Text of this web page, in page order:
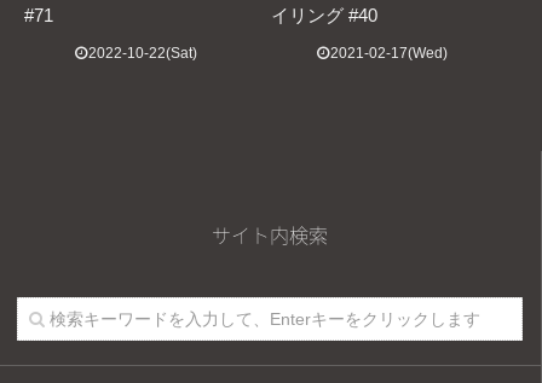
#71
2022-10-22(Sat)
イリング #40
2021-02-17(Wed)
サイト内検索